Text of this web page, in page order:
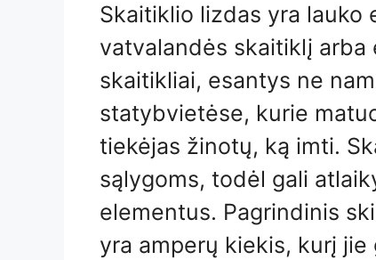
Skaitiklio lizdas yra lauko
vatvalandės skaitiklį arba
skaitikliai, esantys ne
statybvietėse, kurie
tiekėjas žinotų, ką imti.
sąlygoms, todėl gali
elementus. Pagrindinis
yra amperų kiekis, kurį